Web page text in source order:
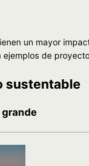
un mayor
de
sustentable
grande